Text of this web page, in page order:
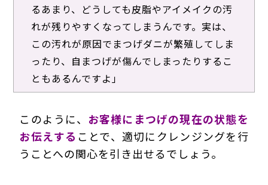
るあまり、どうしても皮脂やアイメイクの汚
れが残りやすくなってしまうんです。実は、
この汚れが原因でまつげダニが繁殖してしま
ったり、自まつげが傷んでしまったりするこ
ともあるんですよ」
このように、 お客様にまつげの現在の状態を
お伝えする ことで、適切にクレンジングを行
うことへの関心を引き出せるでしょう。